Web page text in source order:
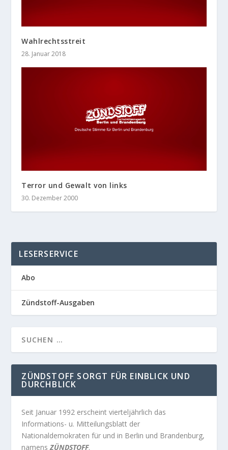
Wahlrechtsstreit
28. Januar 2018
Terror und Gewalt von links
30. Dezember 2000
LESERSERVICE
Abo
Zündstoff-Ausgaben
ZÜNDSTOFF SORGT FÜR EINBLICK UND
DURCHBLICK
Seit Januar 1992 erscheint vierteljährlich das
Informations- u. Mitteilungsblatt der
Nationaldemokraten für und in Berlin und Brandenburg,
namensZÜNDSTOFF.